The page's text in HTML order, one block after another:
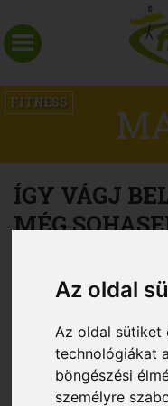
Az oldal
Az oldal sütiket
technológiákat
böngészési
személyre
FITNESS
ÍGY VÁGJ
MÉG